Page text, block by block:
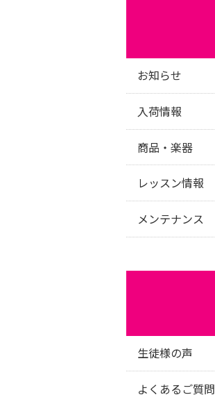
お知らせ
入荷情報
商品・楽器
レッスン情報
メンテナンス
生徒様の声
よくあるご質問